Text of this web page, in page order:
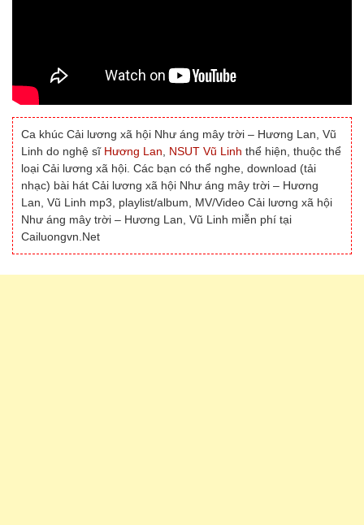
Ca khúc Cải lương xã hội Như áng mây trời – Hương Lan, Vũ
Linh do nghệ sĩ Hương Lan NSUT Vũ Linh thể hiện, thuộc thể
loại Cải lương xã hội. Các bạn có thể nghe, download (tải
nhạc) bài hát Cải lương xã hội Như áng mây trời – Hương
Lan, Vũ Linh mp3, playlist/album, MV/Video Cải lương xã hội
Như áng mây trời – Hương Lan, Vũ Linh miễn phí tại
Cailuongvn.Net